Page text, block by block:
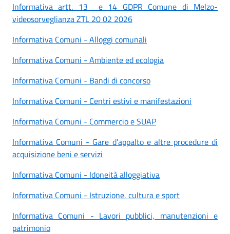
Informativa artt. 13 e 14 GDPR Comune di Melzo-
videosorveglianza ZTL 20 02 2026
Informativa Comuni - Alloggi comunali
Informativa Comuni - Ambiente ed ecologia
Informativa Comuni - Bandi di concorso
Informativa Comuni - Centri estivi e manifestazioni
Informativa Comuni - Commercio e SUAP
Informativa Comuni - Gare d'appalto e altre procedure di
acquisizione beni e servizi
Informativa Comuni - Idoneità alloggiativa
Informativa Comuni - Istruzione, cultura e sport
Informativa Comuni - Lavori pubblici, manutenzioni e
patrimonio